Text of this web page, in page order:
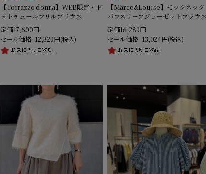
【Torrazzo donna】WEB限定・ド
ットチュールフリルブラウス
定価17,600円
セール価格 12,320円(税込)
【Marco&Louise】モックネック
パフスリーブジョーゼットブラウス
定価16,280円
セール価格 13,024円(税込)